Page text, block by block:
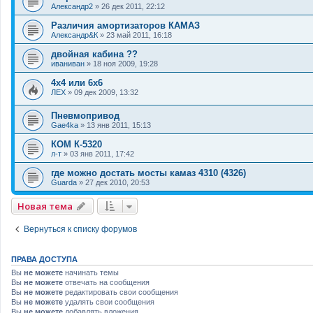
Александр2 » 26 дек 2011, 22:12
Различия амортизаторов КАМАЗ
Александр&К » 23 май 2011, 16:18
двойная кабина ??
иваниван » 18 ноя 2009, 19:28
4х4 или 6х6
ЛЕХ » 09 дек 2009, 13:32
Пневмопривод
Gae4ka » 13 янв 2011, 15:13
КОМ К-5320
л-т » 03 янв 2011, 17:42
где можно достать мосты камаз 4310 (4326)
Guarda » 27 дек 2010, 20:53
Новая тема
Вернуться к списку форумов
ПРАВА ДОСТУПА
Вы не можете начинать темы
Вы не можете отвечать на сообщения
Вы не можете редактировать свои сообщения
Вы не можете удалять свои сообщения